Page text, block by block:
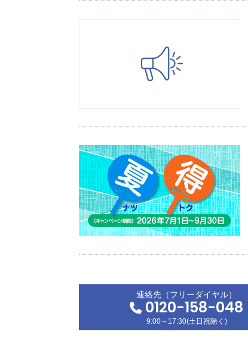
連絡先（フリーダイヤル）
0120-158-048
9:00～17:30(土日祝除く)